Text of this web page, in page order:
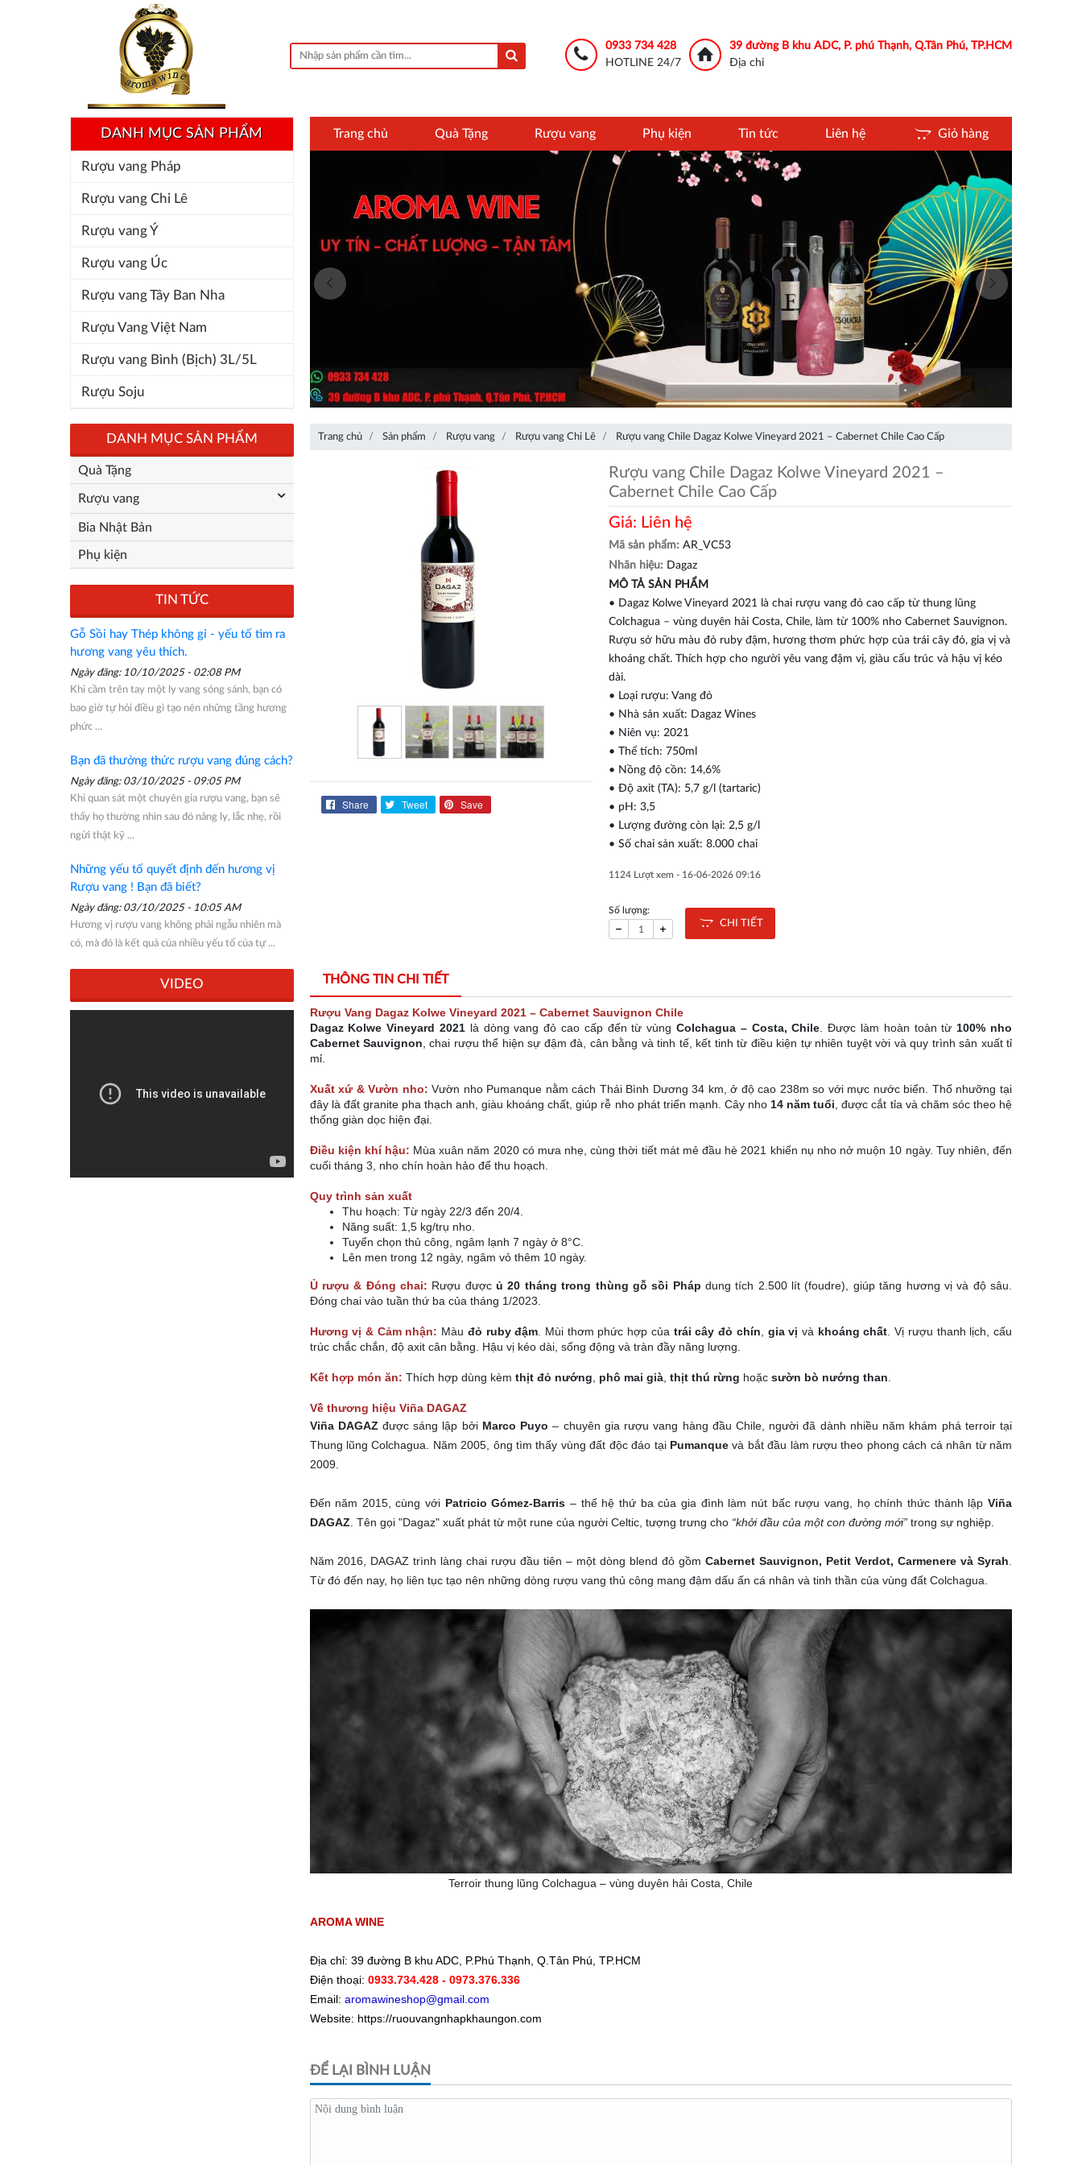
0933 734 428
HOTLINE 24/7
39 đường B khu ADC, P. phú Thạnh, Q.Tân Phú, TP.HCM
Địa chỉ
DANH MỤC SẢN PHẨM
Rượu vang Pháp
Rượu vang Chi Lê
Rượu vang Ý
Rượu vang Úc
Rượu vang Tây Ban Nha
Rượu Vang Việt Nam
Rượu vang Bình (Bịch) 3L/5L
Rượu Soju
Trang chủ Quà Tặng Rượu vang Phụ kiện Tin tức Liên hệ Giỏ hàng
Trang chủ Sản phẩm Rượu vang Rượu vang Chi Lê Rượu vang Chile Dagaz Kolwe Vineyard 2021 – Cabernet Chile Cao Cấp
Share Tweet Save
Rượu vang Chile Dagaz Kolwe Vineyard 2021 –
Cabernet Chile Cao Cấp
Giá: Liên hệ
Mã sản phẩm:AR_VC53
Nhãn hiệu: Dagaz
MÔ TẢ SẢN PHẨM
• Dagaz Kolwe Vineyard 2021 là chai rượu vang đỏ cao cấp từ thung lũng
Colchagua – vùng duyên hải Costa, Chile, làm từ 100% nho Cabernet Sauvignon.
Rượu sở hữu màu đỏ ruby đậm, hương thơm phức hợp của trái cây đỏ, gia vị và
khoáng chất. Thích hợp cho người yêu vang đậm vị, giàu cấu trúc và hậu vị kéo
dài.
• Loại rượu: Vang đỏ
• Nhà sản xuất: Dagaz Wines
• Niên vụ: 2021
• Thể tích: 750ml
• Nồng độ cồn: 14,6%
• Độ axit (TA): 5,7 g/l (tartaric)
• pH: 3,5
• Lượng đường còn lại: 2,5 g/l
• Số chai sản xuất: 8.000 chai
1124 Lượt xem - 16-06-2026 09:16
Số lượng:
CHI TIẾT
THÔNG TIN CHI TIẾT
Rượu Vang Dagaz Kolwe Vineyard 2021 – Cabernet Sauvignon Chile
Dagaz Kolwe Vineyard 2021là dòng vang đỏ cao cấp đến từ vùng Colchagua – Costa, Chile. Được làm hoàn toàn từ100% nho
Cabernet Sauvignon, chai rượu thể hiện sự đậm đà, cân bằng và tinh tế, kết tinh từ điều kiện tự nhiên tuyệt vời và quy trình sản xuất tỉ
mỉ.
Xuất xứ & Vườn nho:Vườn nho Pumanque nằm cách Thái Bình Dương 34 km, ở độ cao 238m so với mực nước biển. Thổ nhưỡng tại
đây là đất granite pha thạch anh, giàu khoáng chất, giúp rễ nho phát triển mạnh. Cây nho14 năm tuổi, được cắt tỉa và chăm sóc theo hệ
thống giàn dọc hiện đại.
Điều kiện khí hậu: Mùa xuân năm 2020 có mưa nhẹ, cùng thời tiết mát mẻ đầu hè 2021 khiến nụ nho nở muộn 10 ngày. Tuy nhiên, đến
cuối tháng 3, nho chín hoàn hảo để thu hoạch.
Quy trình sản xuất
Thu hoạch: Từ ngày 22/3 đến 20/4.
Năng suất: 1,5 kg/trụ nho.
Tuyển chọn thủ công, ngâm lạnh 7 ngày ở 8°C.
Lên men trong 12 ngày, ngâm vỏ thêm 10 ngày.
Ủ rượu & Đóng chai: Rượu đượcủ 20 tháng trong thùng gỗ sồi Pháp dung tích 2.500 lít (foudre), giúp tăng hương vị và độ sâu.
Đóng chai vào tuần thứ ba của tháng 1/2023.
Hương vị & Cảm nhận: Màu đỏ ruby đậm. Mùi thơm phức hợp của trái cây đỏ chín, gia vị và khoáng chất. Vị rượu thanh lịch, cấu
trúc chắc chắn, độ axit cân bằng. Hậu vị kéo dài, sống động và tràn đầy năng lượng.
Kết hợp món ăn: Thích hợp dùng kèm thịt đỏ nướng, phô mai già, thịt thú rừng hoặc sườn bò nướng than.
Về thương hiệu Viña DAGAZ
Viña DAGAZđược sáng lập bởi Marco Puyo – chuyên gia rượu vang hàng đầu Chile, người đã dành nhiều năm khám phá terroir tại
Thung lũng Colchagua. Năm 2005, ông tìm thấy vùng đất độc đáo tại Pumanquevà bắt đầu làm rượu theo phong cách cá nhân từ năm
2009.
Đến năm 2015, cùng với Patricio Gómez-Barris – thế hệ thứ ba của gia đình làm nút bấc rượu vang, họ chính thức thành lậpViña
DAGAZ. Tên gọi "Dagaz" xuất phát từ một rune của người Celtic, tượng trưng cho “khởi đầu của một con đường mới”trong sự nghiệp.
Năm 2016, DAGAZ trình làng chai rượu đầu tiên – một dòng blend đỏ gồmCabernet Sauvignon, Petit Verdot, Carmenere và Syrah.
Từ đó đến nay, họ liên tục tạo nên những dòng rượu vang thủ công mang đậm dấu ấn cá nhân và tinh thần của vùng đất Colchagua.
Terroir thung lũng Colchagua – vùng duyên hải Costa, Chile
AROMA WINE
Địa chỉ: 39 đường B khu ADC, P.Phú Thạnh, Q.Tân Phú, TP.HCM
Điện thoại: 0933.734.428- 0973.376.336
Email: aromawineshop@gmail.com
Website: https://ruouvangnhapkhaungon.com
ĐỂ LẠI BÌNH LUẬN
DANH MỤC SẢN PHẨM
Quà Tặng
Rượu vang
Bia Nhật Bản
Phụ kiện
TIN TỨC
Gỗ Sồi hay Thép không gỉ - yếu tố tìm ra
hương vang yêu thích.
Ngày đăng: 10/10/2025 - 02:08 PM
Khi cầm trên tay một ly vang sóng sánh, bạn có
bao giờ tự hỏi điều gì tạo nên những tầng hương
phức ...
Bạn đã thưởng thức rượu vang đúng cách?
Ngày đăng: 03/10/2025 - 09:05 PM
Khi quan sát một chuyên gia rượu vang, bạn sẽ
thấy họ thường nhìn sau đó nâng ly, lắc nhẹ, rồi
ngửi thật kỹ ...
Những yếu tố quyết định đến hương vị
Rượu vang ! Bạn đã biết?
Ngày đăng: 03/10/2025 - 10:05 AM
Hương vị rượu vang không phải ngẫu nhiên mà
có, mà đó là kết quả của nhiều yếu tố của tự ...
VIDEO